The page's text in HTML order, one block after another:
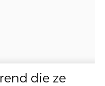
die ze